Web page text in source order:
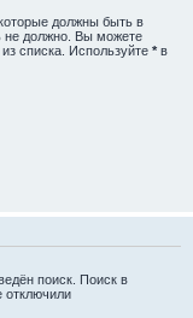
должны быть в
не должно. Вы можете
списка. Используйте * в
поиск. Поиск в
отключили